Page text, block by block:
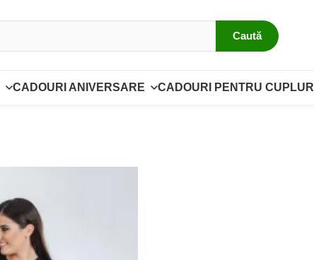
Caută
CADOURI ANIVERSARE CADOURI PENTRU CUPLURI